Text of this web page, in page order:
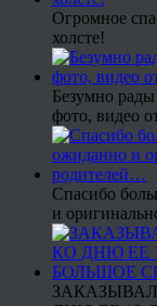
Огромное
холсте!
Безумно
фото, видео
Спасибо
и